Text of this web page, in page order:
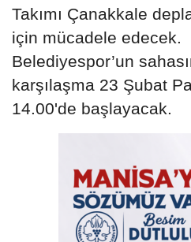
Takımı Çanakkale
için mücadele edecek.
Belediyespor’un
karşılaşma 23 Şubat
14.00'de başlayacak.